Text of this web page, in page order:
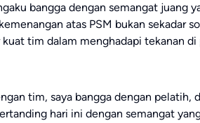
bangga dengan semangat juang
atas PSM bukan sekadar
tim dalam menghadapi tekanan
tim, saya bangga dengan pelatih,
hari ini dengan semangat